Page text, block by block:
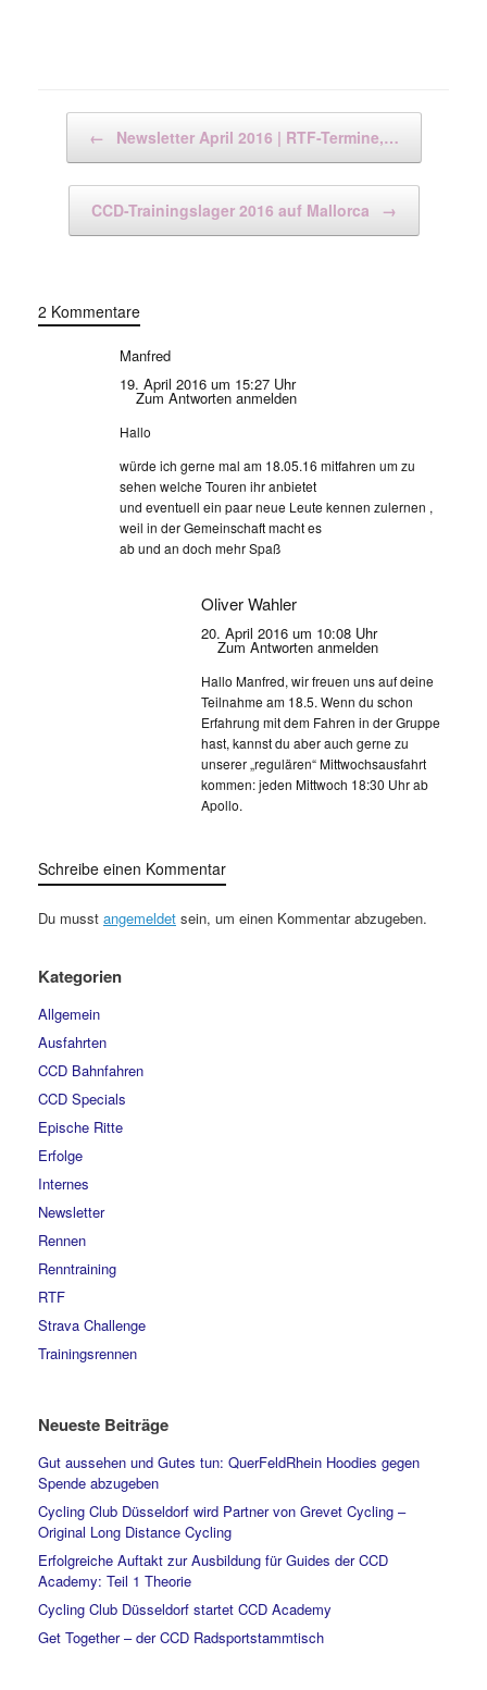
← Newsletter April 2016 | RTF-Termine,…
CCD-Trainingslager 2016 auf Mallorca →
2 Kommentare
Manfred
19. April 2016 um 15:27 Uhr
Zum Antworten anmelden
Hallo
würde ich gerne mal am 18.05.16 mitfahren um zu
sehen welche Touren ihr anbietet
und eventuell ein paar neue Leute kennen zulernen ,
weil in der Gemeinschaft macht es
ab und an doch mehr Spaß
Oliver Wahler
20. April 2016 um 10:08 Uhr
Zum Antworten anmelden
Hallo Manfred, wir freuen uns auf deine
Teilnahme am 18.5. Wenn du schon
Erfahrung mit dem Fahren in der Gruppe
hast, kannst du aber auch gerne zu
unserer „regulären“ Mittwochsausfahrt
kommen: jeden Mittwoch 18:30 Uhr ab
Apollo.
Schreibe einen Kommentar
Du musst angemeldet sein, um einen Kommentar abzugeben.
Kategorien
Allgemein
Ausfahrten
CCD Bahnfahren
CCD Specials
Epische Ritte
Erfolge
Internes
Newsletter
Rennen
Renntraining
RTF
Strava Challenge
Trainingsrennen
Neueste Beiträge
Gut aussehen und Gutes tun: QuerFeldRhein Hoodies gegen
Spende abzugeben
Cycling Club Düsseldorf wird Partner von Grevet Cycling –
Original Long Distance Cycling
Erfolgreiche Auftakt zur Ausbildung für Guides der CCD
Academy: Teil 1 Theorie
Cycling Club Düsseldorf startet CCD Academy
Get Together – der CCD Radsportstammtisch